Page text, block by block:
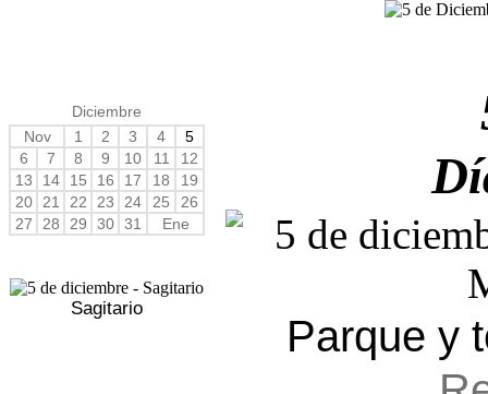
Diciembre
Nov
1 2 3 4
5
6
7 8 9 10 11
12
13
14 15 16 17 18
19
20
21 22 23 24 25
26
27
28 29 30 31 Ene
Sagitario
Parque y